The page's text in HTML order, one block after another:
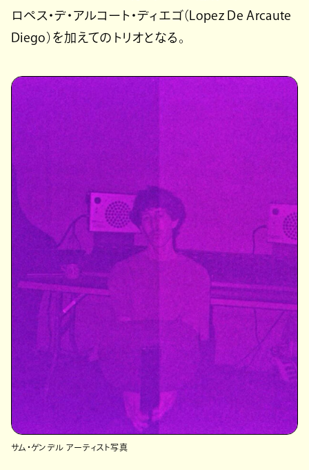
ロペス・デ・アルコート・ディエゴ（Lopez De Arcaute
Diego）を加えてのトリオとなる。
サム・ゲンデル アーティスト写真